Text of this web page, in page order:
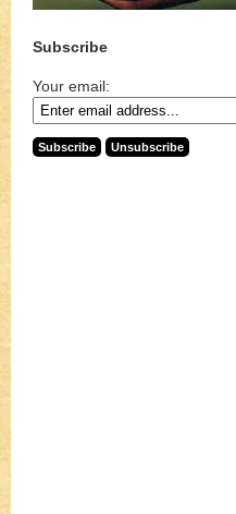
Subscribe
Your email: